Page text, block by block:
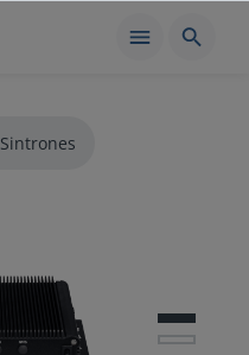
Sintrones